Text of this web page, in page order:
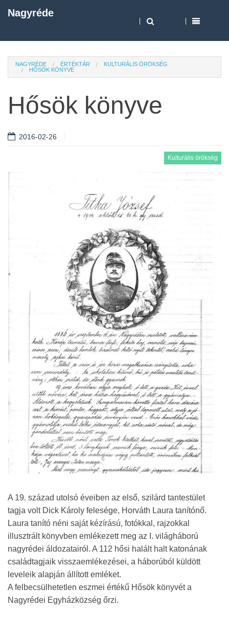
Nagyréde
NAGYRÉDE ÉRTÉKTÁR
KULTURÁLIS ÖRÖKSÉG
HŐSÖK KÖNYVE
Hősök könyve
2016-02-26
Kulturális örökség
A 19. század utolsó éveiben az első, szilárd tantestület
tagja volt Dick Károly felesége, Horváth Laura tanítónő.
Laura tanító néni saját kézírású, fotókkal, rajzokkal
illusztrált könyvben emlékezett meg az I. világháború
nagyrédei áldozatairól. A 112 hősi halált halt katonának
családtagjaik visszaemlékezései, a háborúból küldött
leveleik alapján állított emléket.
A felbecsülhetetlen eszmei értékű Hősök könyvét a
Nagyrédei Egyházközség őrzi.